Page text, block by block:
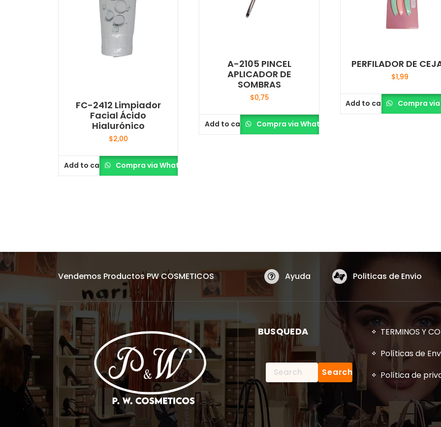
FC-2412 Limpiador
Facial Ácido
Hialurónico
$2,00
Add to cart Compra via Whatsapp
A-2105 PINCEL
APLICADOR DE
SOMBRAS
$0,75
Add to cart Compra via Whatsapp
PERFILADOR DE
$1,99
Add to cart Compra
Vendemos Productos PW COSMETICOS Ayuda Politicas de Envio
BUSQUEDA
Search
for:
TERMINOS Y
Políticas de
Política de